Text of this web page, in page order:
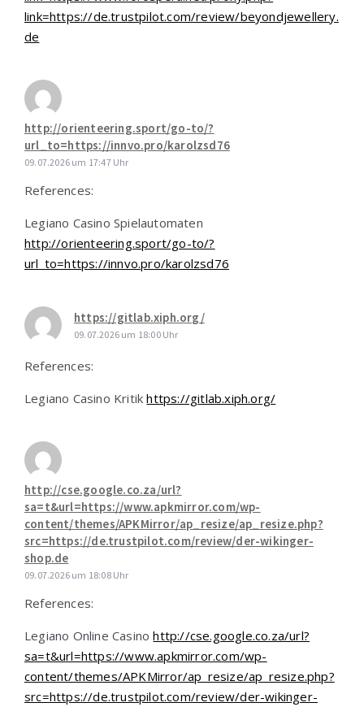
link=https://de.trustpilot.com/review/beyondjewellery.
de
http://orienteering.sport/go-to/?
url_to=https://innvo.pro/karolzsd76
09.07.2026 um 17:47 Uhr
References:
Legiano Casino Spielautomaten
http://orienteering.sport/go-to/?
url_to=https://innvo.pro/karolzsd76
https://gitlab.xiph.org/
09.07.2026 um 18:00 Uhr
References:
Legiano Casino Kritikhttps://gitlab.xiph.org/
http://cse.google.co.za/url?
sa=t&url=https://www.apkmirror.com/wp-
content/themes/APKMirror/ap_resize/ap_resize.php?
src=https://de.trustpilot.com/review/der-wikinger-
shop.de
09.07.2026 um 18:08 Uhr
References:
Legiano Online Casinohttp://cse.google.co.za/url?
sa=t&url=https://www.apkmirror.com/wp-
content/themes/APKMirror/ap_resize/ap_resize.php?
src=https://de.trustpilot.com/review/der-wikinger-